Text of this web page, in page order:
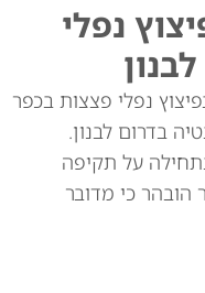
נפלי
נפלי פצצות בכפר
בדרום לבנון.
בתחילה על תקיפה
הובהר כי מדובר